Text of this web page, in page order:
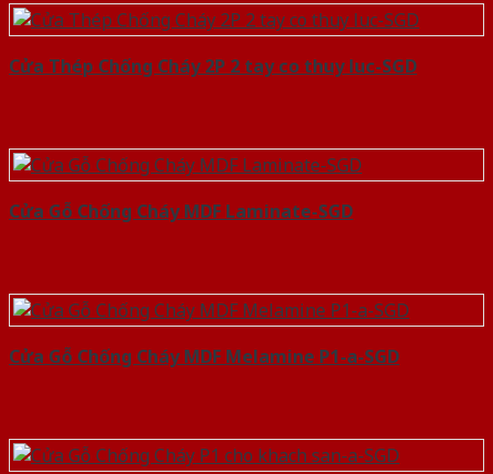
Cửa Thép Chống Cháy 2P 2 tay co thuy luc-SGD
Cửa Gỗ Chống Cháy MDF Laminate-SGD
Cửa Gỗ Chống Cháy MDF Melamine P1-a-SGD